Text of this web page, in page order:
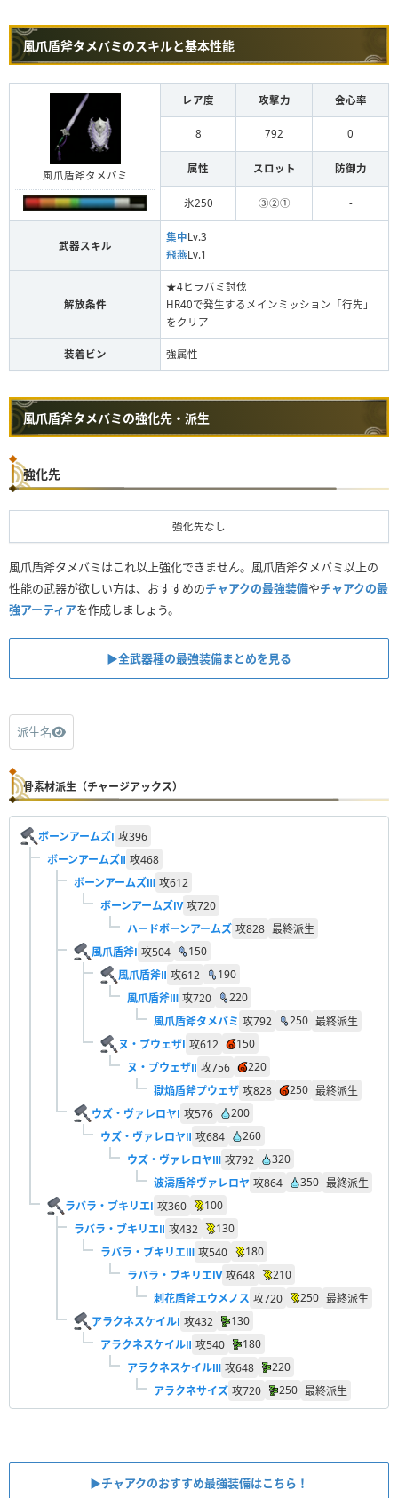
風爪盾斧タメバミのスキルと基本性能
風爪盾斧タメバミ
レア度 攻撃力 会心率
8 792 0
属性 スロット 防御力
氷250 ③②① -
武器スキル
集中Lv.3
飛燕Lv.1
解放条件
★4ヒラバミ討伐
HR40で発生するメインミッション「行先」
をクリア
装着ビン 強属性
風爪盾斧タメバミの強化先・派生
強化先
強化先なし
風爪盾斧タメバミはこれ以上強化できません。風爪盾斧タメバミ以上の
性能の武器が欲しい方は、おすすめのチャアクの最強装備やチャアクの最
強アーティアを作成しましょう。
▶︎全武器種の最強装備まとめを見る
派生名
骨素材派生（チャージアックス）
ボーンアームズⅠ 攻396
ボーンアームズⅡ 攻468
ボーンアームズⅢ 攻612
ボーンアームズⅣ 攻720
ハードボーンアームズ 攻828 最終派生
風爪盾斧Ⅰ 攻504
150
風爪盾斧Ⅱ 攻612
190
風爪盾斧Ⅲ 攻720
220
風爪盾斧タメバミ 攻792 250 最終派生
ヌ・プウェザⅠ 攻612
150
ヌ・プウェザⅡ 攻756
220
獄焔盾斧プウェザ 攻828 250 最終派生
ウズ・ヴァレロヤⅠ 攻576
200
ウズ・ヴァレロヤⅡ 攻684
260
ウズ・ヴァレロヤⅢ 攻792
320
波濤盾斧ヴァレロヤ 攻864 350 最終派生
ラバラ・ブキリエⅠ 攻360
100
ラバラ・ブキリエⅡ 攻432
130
ラバラ・ブキリエⅢ 攻540
180
ラバラ・ブキリエⅣ 攻648
210
刺花盾斧エウメノス 攻720 250 最終派生
アラクネスケイルⅠ 攻432
130
アラクネスケイルⅡ 攻540
180
アラクネスケイルⅢ 攻648
220
アラクネサイズ 攻720 250 最終派生
▶︎チャアクのおすすめ最強装備はこちら！